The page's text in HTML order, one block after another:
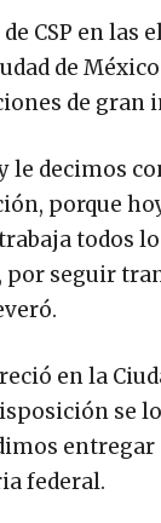
CSP en
de
de gran
le decimos
porque
todos
seguir
en la
se
federal.